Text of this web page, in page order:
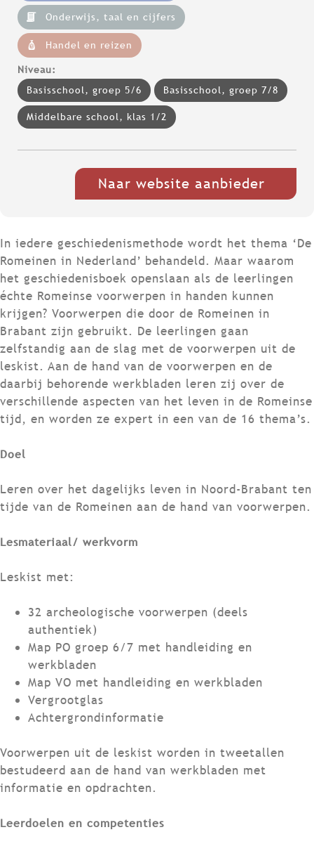
Onderwijs, taal en cijfers
Handel en reizen
Niveau:
Basisschool, groep 5/6
Basisschool, groep 7/8
Middelbare school, klas 1/2
Naar website aanbieder
In iedere geschiedenismethode wordt het thema ‘De
Romeinen in Nederland’ behandeld. Maar waarom
het geschiedenisboek openslaan als de leerlingen
échte Romeinse voorwerpen in handen kunnen
krijgen? Voorwerpen die door de Romeinen in
Brabant zijn gebruikt. De leerlingen gaan
zelfstandig aan de slag met de voorwerpen uit de
leskist. Aan de hand van de voorwerpen en de
daarbij behorende werkbladen leren zij over de
verschillende aspecten van het leven in de Romeinse
tijd, en worden ze expert in een van de 16 thema’s.
Doel
Leren over het dagelijks leven in Noord-Brabant ten
tijde van de Romeinen aan de hand van voorwerpen.
Lesmateriaal/ werkvorm
Leskist met:
32 archeologische voorwerpen (deels
authentiek)
Map PO groep 6/7 met handleiding en
werkbladen
Map VO met handleiding en werkbladen
Vergrootglas
Achtergrondinformatie
Voorwerpen uit de leskist worden in tweetallen
bestudeerd aan de hand van werkbladen met
informatie en opdrachten.
Leerdoelen en competenties